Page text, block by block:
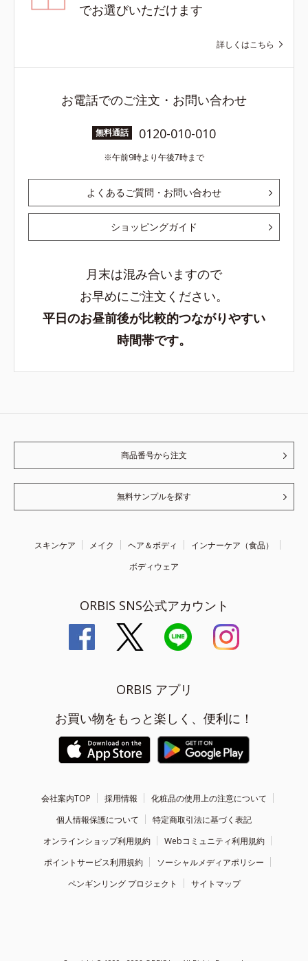
でお選びいただけます
詳しくはこちら
お電話でのご注文・お問い合わせ
無料通話 0120-010-010
午前9時より午後7時まで
よくあるご質問・お問い合わせ
ショッピングガイド
月末は混み合いますので
お早めにご注文ください。
平日のお昼前後が比較的つながりやすい
時間帯です。
商品番号から注文
無料サンプルを探す
スキンケア メイク ヘア＆ボディ
インナーケア（食品）
ボディウェア
ORBIS SNS公式アカウント
ORBIS アプリ
お買い物をもっと楽しく、便利に！
会社案内TOP 採用情報
化粧品の使用上の注意について
個人情報保護について
特定商取引法に基づく表記
オンラインショップ利用規約
Webコミュニティ利用規約
ポイントサービス利用規約
ソーシャルメディアポリシー
ペンギンリング プロジェクト
サイトマップ